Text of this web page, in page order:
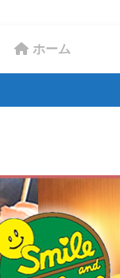
ホーム